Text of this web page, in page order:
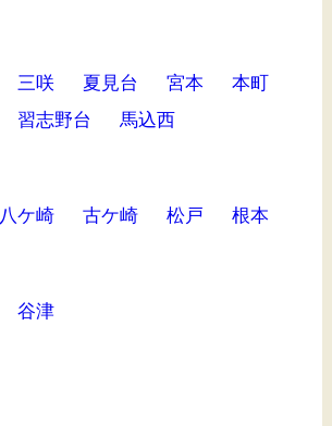
三咲 夏見台 宮本
本町
習志野台 馬込西
八ケ崎 古ケ崎 松戸 根本
谷津